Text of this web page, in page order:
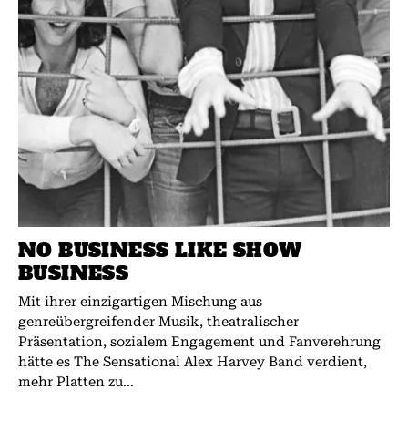
NO BUSINESS LIKE SHOW
BUSINESS
Mit ihrer einzigartigen Mischung aus
genreübergreifender Musik, theatralischer
Präsentation, sozialem Engagement und Fanverehrung
hätte es The Sensational Alex Harvey Band verdient,
mehr Platten zu...